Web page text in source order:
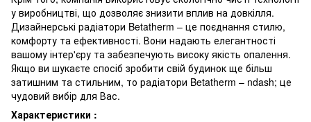
у виробництві, що дозволяє знизити вплив на довкілля.
Дизайнерські радіатори Betatherm – це поєднання стилю,
комфорту та ефективності. Вони надають елегантності
вашому інтер'єру та забезпечують високу якість опалення.
Якщо ви шукаєте спосіб зробити свій будинок ще більш
затишним та стильним, то радіатори Betatherm – ndash; це
чудовий вибір для Вас.
Характеристики :